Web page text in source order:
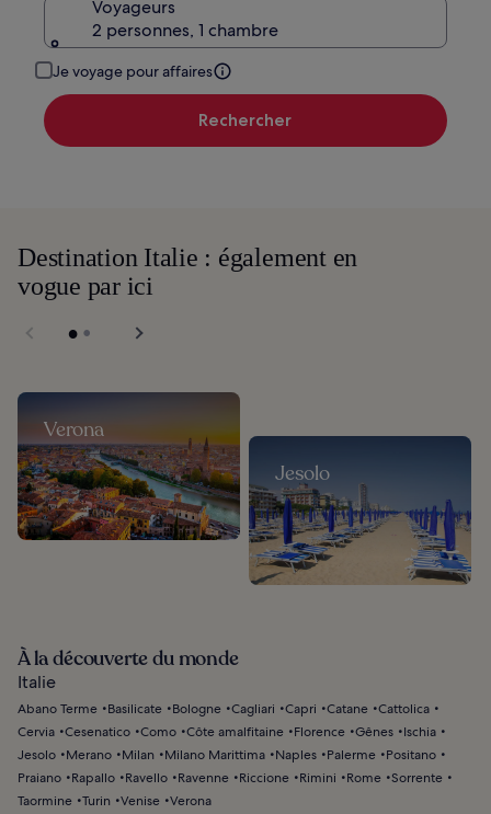
Voyageurs
2 personnes, 1 chambre
Je voyage pour affaires
Rechercher
Destination Italie : également en
vogue par ici
Verona
Jesolo
À la découverte du monde
Italie
Abano Terme Basilicate Bologne Cagliari Capri Catane Cattolica
Cervia Cesenatico Como Côte amalfitaine Florence Gênes
Ischia
Jesolo
Merano Milan Milano Marittima Naples Palerme
Positano
Praiano
Rapallo Ravello Ravenne Riccione Rimini Rome Sorrente
Taormine Turin Venise Verona